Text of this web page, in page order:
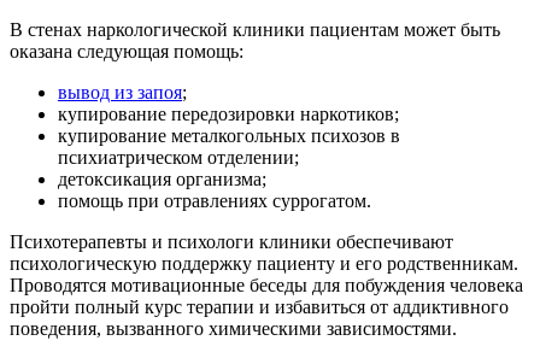
В стенах наркологической клиники пациентам может быть
оказана следующая помощь:
вывод из запоя;
купирование передозировки наркотиков;
купирование металкогольных психозов в
психиатрическом отделении;
детоксикация организма;
помощь при отравлениях суррогатом.
Психотерапевты и психологи клиники обеспечивают
психологическую поддержку пациенту и его родственникам.
Проводятся мотивационные беседы для побуждения человека
пройти полный курс терапии и избавиться от аддиктивного
поведения, вызванного химическими зависимостями.